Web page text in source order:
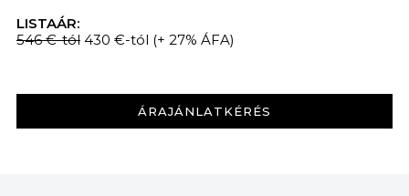
LISTAÁR:
546 €-tól 430 €-tól (+ 27% ÁFA)
ÁRAJÁNLATKÉRÉS